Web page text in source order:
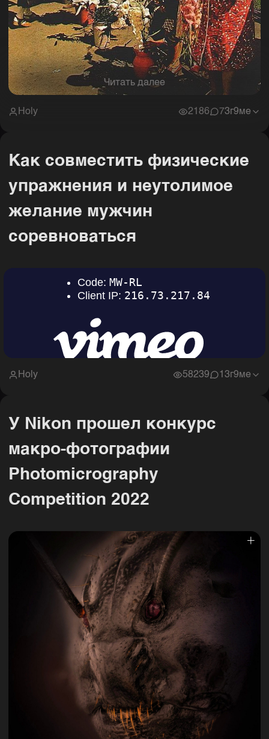
Читать далее
Holy 2186 73г9ме
Как совместить физические
упражнения и неутолимое
желание мужчин
соревноваться
Holy 58239 1 3г9ме
У Nikon прошел конкурс
макро-фотографии
Photomicrography
Competition 2022